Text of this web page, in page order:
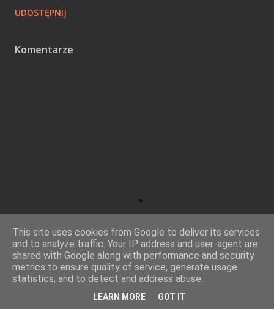
UDOSTĘPNIJ
Komentarze
This site uses cookies from Google to deliver its services
and to analyze traffic. Your IP address and user-agent are
shared with Google along with performance and security
metrics to ensure quality of service, generate usage
statistics, and to detect and address abuse.
LEARN MORE GOT IT